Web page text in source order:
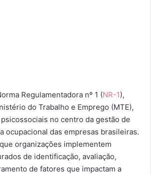
Regulamentadora nº 1 (NR-1),
do Trabalho e Emprego (MTE),
no centro da gestão de
ocupacional das empresas brasileiras.
organizações implementem
de identificação, avaliação,
de fatores que impactam a